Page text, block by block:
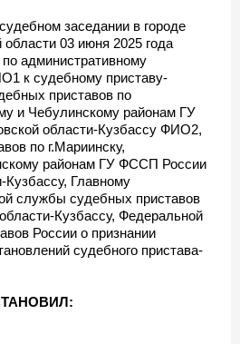
заседании в городе
03 июня 2025 года
административному
к судебному приставу-
приставов по
и Чебулинскому районам ГУ
области-Кузбассу ФИО2,
по г.Мариинску,
районам ГУ ФССП России
Кузбассу, Главному
службы судебных приставов
Кузбассу, Федеральной
России о признании
судебного пристава-